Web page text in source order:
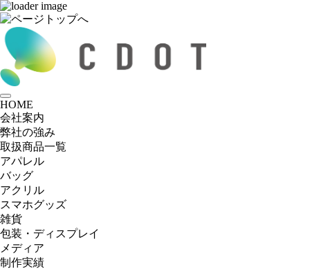
HOME
会社案内
弊社の強み
取扱商品一覧
アパレル
バッグ
アクリル
スマホグッズ
雑貨
包装・ディスプレイ
メディア
制作実績